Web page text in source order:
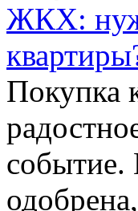
ЖКХ:
Покупка
событие.